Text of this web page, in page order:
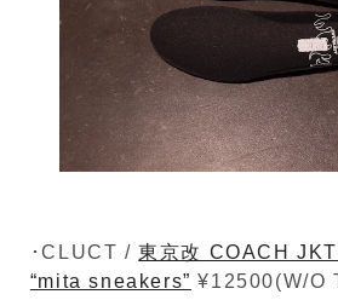
･CLUCT /東京改 COACH
“mita sneakers” ¥12500(W/O